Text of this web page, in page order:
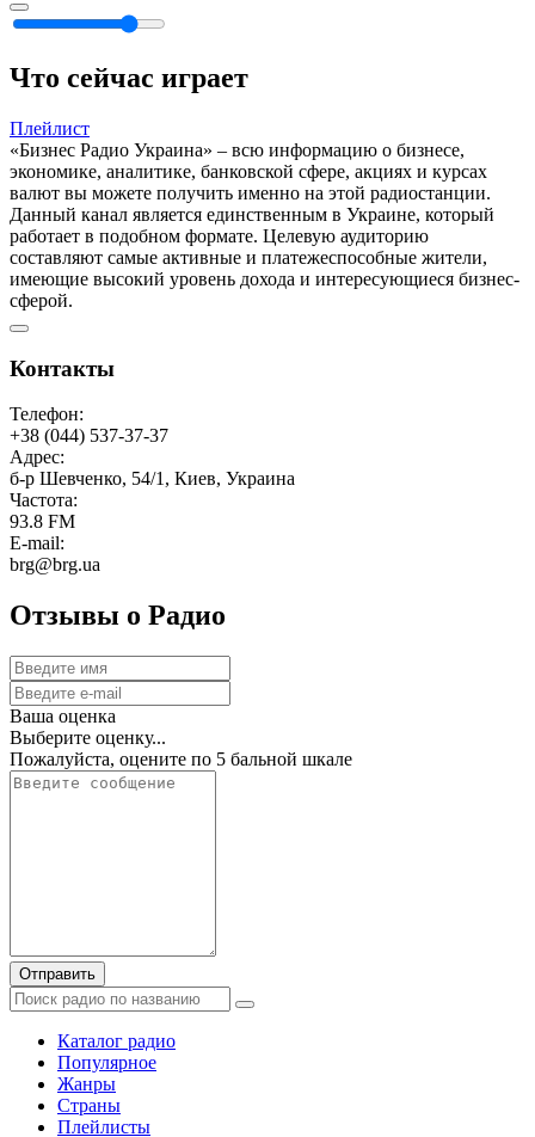
Что сейчас играет
Плейлист
«Бизнес Радио Украина» – всю информацию о бизнесе,
экономике, аналитике, банковской сфере, акциях и курсах
валют вы можете получить именно на этой радиостанции.
Данный канал является единственным в Украине, который
работает в подобном формате. Целевую аудиторию
составляют самые активные и платежеспособные жители,
имеющие высокий уровень дохода и интересующиеся бизнес-
сферой.
Контакты
Телефон:
+38 (044) 537-37-37
Адрес:
б-р Шевченко, 54/1, Киев, Украина
Частота:
93.8 FM
E-mail:
brg@brg.ua
Отзывы о Радио
Ваша оценка
Выберите оценку...
Пожалуйста, оцените по 5 бальной шкале
Отправить
Каталог радио
Популярное
Жанры
Страны
Плейлисты